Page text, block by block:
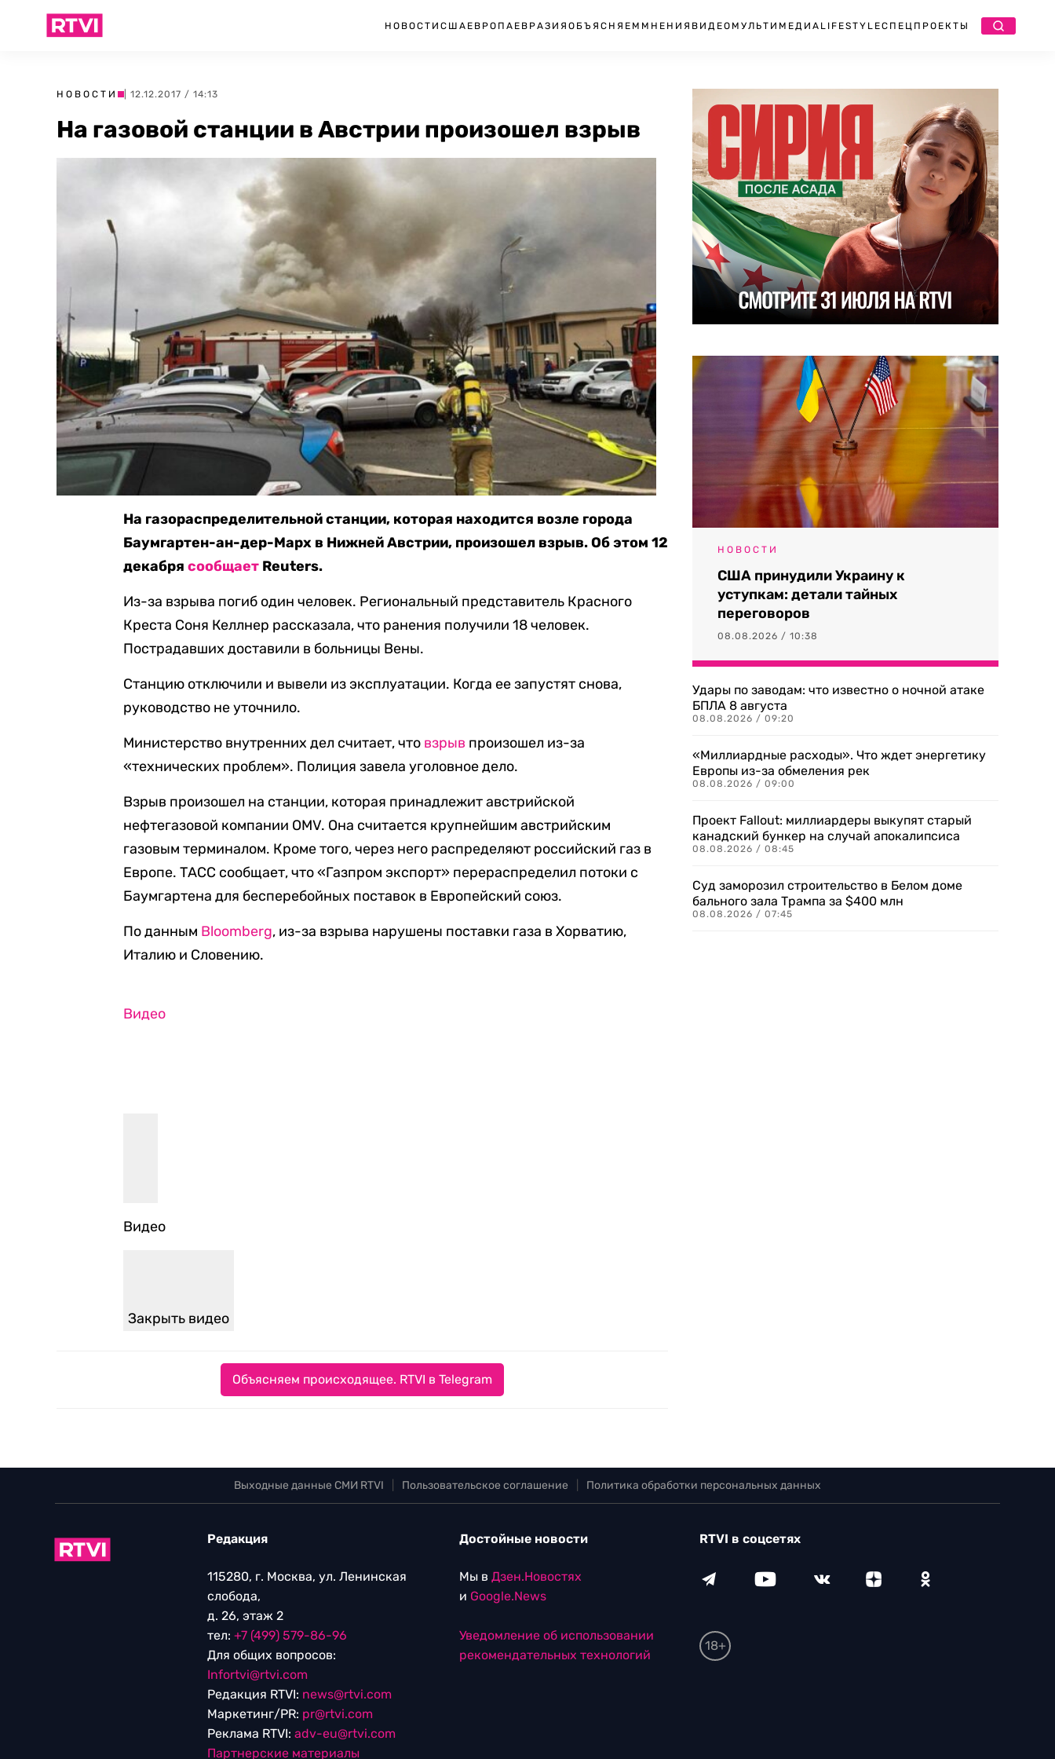
НОВОСТИ США ЕВРОПА ЕВРАЗИЯ ОБЪЯСНЯЕМ МНЕНИЯ ВИДЕО МУЛЬТИМЕДИА LIFESTYLEСПЕЦПРОЕКТЫ
НОВОСТИ | 12.12.2017 / 14:13
На газовой станции в Австрии произошел взрыв
На газораспределительной станции, которая находится возле города
Баумгартен-ан-дер-Марх в Нижней Австрии, произошел взрыв. Об этом 12
декабрясообщает Reuters.
Из-за взрыва погиб один человек. Региональный представитель Красного
Креста Соня Келлнер рассказала, что ранения получили 18 человек.
Пострадавших доставили в больницы Вены.
Станцию отключили и вывели из эксплуатации. Когда ее запустят снова,
руководство не уточнило.
Министерство внутренних дел считает, что взрыв произошел из-за
«технических проблем». Полиция завела уголовное дело.
Взрыв произошел на станции, которая принадлежит австрийской
нефтегазовой компании OMV. Она считается крупнейшим австрийским
газовым терминалом. Кроме того, через него распределяют российский газ в
Европе. ТАСС сообщает, что «Газпром экспорт» перераспределил потоки с
Баумгартена для бесперебойных поставок в Европейский союз.
По данным Bloomberg, из-за взрыва нарушены поставки газа в Хорватию,
Италию и Словению.
Видео
Видео
Закрыть видео
Объясняем происходящее. RTVI в Telegram
НОВОСТИ
США принудили Украину к
уступкам: детали тайных
переговоров
08.08.2026 / 10:38
Удары по заводам: что известно о ночной атаке
БПЛА 8 августа
08.08.2026 / 09:20
«Миллиардные расходы». Что ждет энергетику
Европы из-за обмеления рек
08.08.2026 / 09:00
Проект Fallout: миллиардеры выкупят старый
канадский бункер на случай апокалипсиса
08.08.2026 / 08:45
Суд заморозил строительство в Белом доме
бального зала Трампа за $400 млн
08.08.2026 / 07:45
Выходные данные СМИ RTVI Пользовательское соглашение Политика обработки персональных данных
Редакция
115280, г. Москва, ул. Ленинская
слобода,
д. 26, этаж 2
тел: +7 (499) 579-86-96
Для общих вопросов:
Infortvi@rtvi.com
Редакция RTVI: news@rtvi.com
Маркетинг/PR: pr@rtvi.com
Реклама RTVI: adv-eu@rtvi.com
Партнерские материалы
Достойные новости
Мы в Дзен.Новостях
и Google.News
Уведомление об использовании
рекомендательных технологий
RTVI в соцсетях
18+